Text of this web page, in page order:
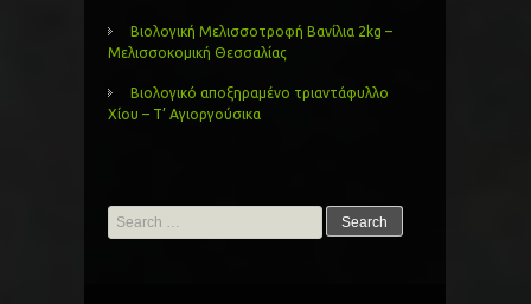
Βιολογική Μελισσοτροφή Βανίλια 2kg –
Μελισσοκομική Θεσσαλίας
Βιολογικό αποξηραμένο τριαντάφυλλο
Χίου – Τ’ Αγιοργούσικα
Search
for: